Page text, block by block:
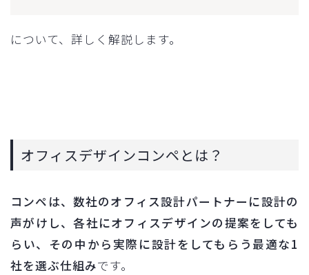
について、詳しく解説します。
オフィスデザインコンペとは？
コンペは、数社のオフィス設計パートナーに設計の
声がけし、各社にオフィスデザインの提案をしても
らい、その中から実際に設計をしてもらう最適な1
社を選ぶ仕組みです。